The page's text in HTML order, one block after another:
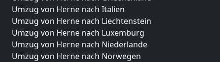
Umzug von Herne nach Italien
Umzug von Herne nach Liechtenstein
Umzug von Herne nach Luxemburg
Umzug von Herne nach Niederlande
Umzug von Herne nach Norwegen